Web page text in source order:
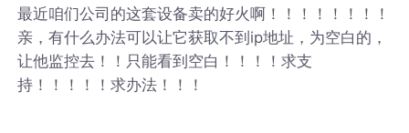
最近咱们公司的这套设备卖的好火啊！！！！！！！！
亲，有什么办法可以让它获取不到ip地址，为空白的，
让他监控去！！只能看到空白！！！！求支
持！！！！！求办法！！！